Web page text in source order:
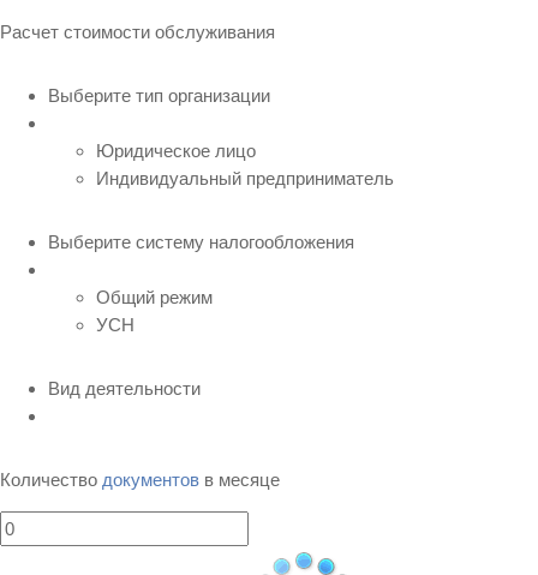
Расчет стоимости обслуживания
Выберите тип организации
Юридическое лицо
Индивидуальный предприниматель
Выберите систему налогообложения
Общий режим
УСН
Вид деятельности
Количество документов в месяце